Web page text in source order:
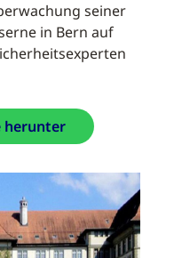
seiner
in Bern auf
herunter